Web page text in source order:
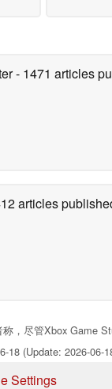
- 1471 articles
articles
，尽管Xbox Game
18 (Update: 2026-06-
Settings